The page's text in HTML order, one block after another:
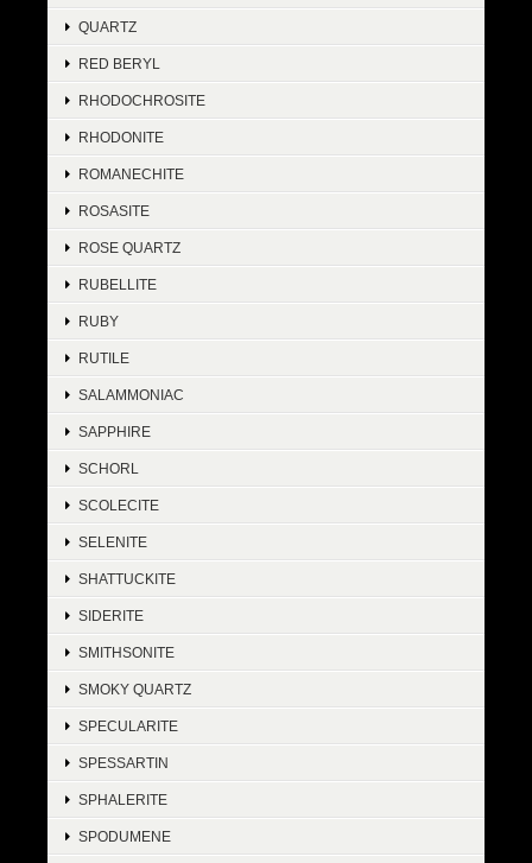
QUARTZ
RED BERYL
RHODOCHROSITE
RHODONITE
ROMANECHITE
ROSASITE
ROSE QUARTZ
RUBELLITE
RUBY
RUTILE
SALAMMONIAC
SAPPHIRE
SCHORL
SCOLECITE
SELENITE
SHATTUCKITE
SIDERITE
SMITHSONITE
SMOKY QUARTZ
SPECULARITE
SPESSARTIN
SPHALERITE
SPODUMENE